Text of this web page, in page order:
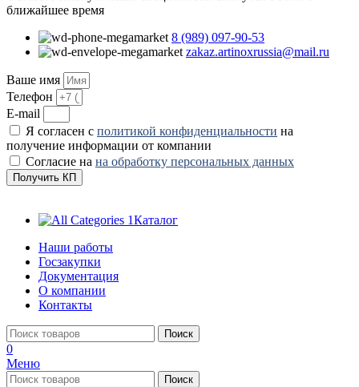
ближайшее время
8 (989) 097-90-53
zakaz.artinoxrussia@mail.ru
Ваше имя
Телефон
E-mail
Я согласен с политикой конфиденциальности на
получение информации от компании
Согласие на на обработку персональных данных
Получить КП
Каталог
Наши работы
Госзакупки
Документация
О компании
Контакты
Поиск
0
Меню
Поиск